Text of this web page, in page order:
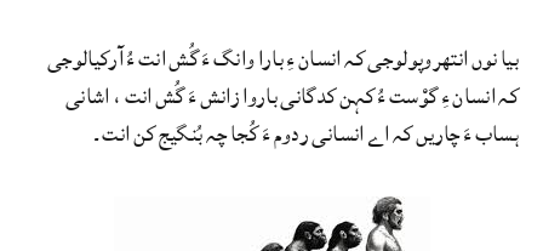
بیا نوں انتھروپولوجی کہ انسان ءِ بارا وانگ ءَ گُش انت ءُ آرکیالوجی
کہ انسان ءِ گوْست ءُ کہن کدگانی باروا زانش ءَ گُش انت ، اشانی
ہساب ءَ چاریں کہ اے انسانی ردوم ءَ کُجا چہ بُنگیج کن انت۔